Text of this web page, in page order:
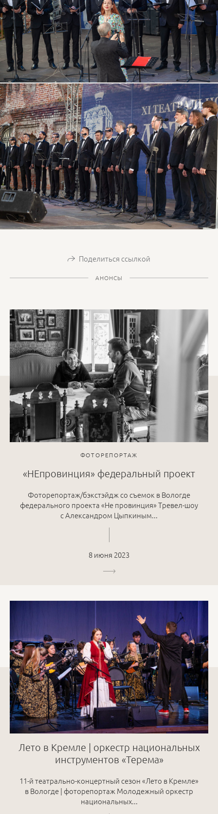
Поделиться ссылкой
АНОНСЫ
ФОТОРЕПОРТАЖ
«НЕпровинция» федеральный проект
Фоторепортаж/бэкстэйдж со съемок в Вологде
федерального проекта «Не провинция» Тревел-шоу
с Александром Цыпкиным...
8 июня 2023
Лето в Кремле | оркестр национальных
инструментов «Терема»
11-й театрально-концертный сезон «Лето в Кремле»
в Вологде | фоторепортаж Молодежный оркестр
национальных...